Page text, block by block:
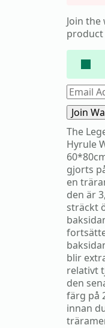
Join
product
Enter
your
email
address
to
join
the
waitlist
for
this
product
Join
The
Hyrule
gjorts
en
den är
sträckt
blir
relativt
den
färg på
innan